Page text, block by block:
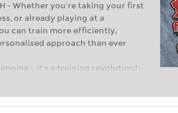
- Whether you’re taking your first
or already playing at a
can train more efficiently,
approach than ever
– it’s a training revolution!
with a more personalised